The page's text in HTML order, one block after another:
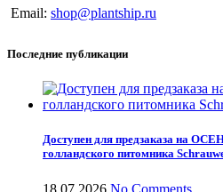
Email: shop@plantship.ru
Последние публикации
Доступен для предзаказа на
голландского питомника
18.07.2026 No Comments